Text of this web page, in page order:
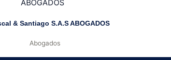
& Santiago S.A.S ABOGADOS
Abogados